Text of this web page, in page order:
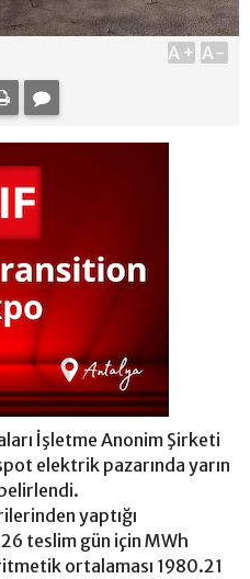
A+ A-
İşletme Anonim Şirketi
elektrik pazarında yarın
yaptığı
teslim gün için MWh
ortalaması 1980.21